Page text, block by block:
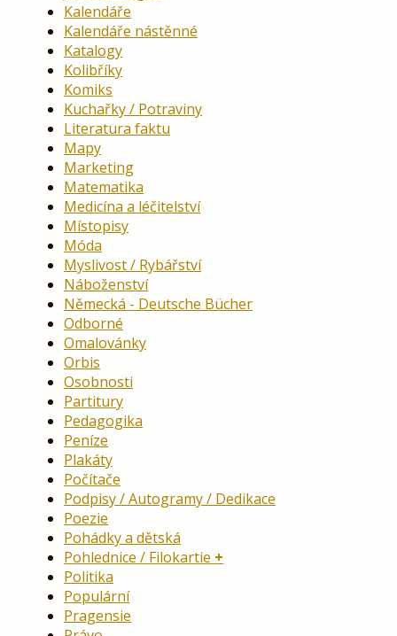
Kalendáře
Kalendáře nástěnné
Katalogy
Kolibříky
Komiks
Kuchařky / Potraviny
Literatura faktu
Mapy
Marketing
Matematika
Medicína a léčitelství
Místopisy
Móda
Myslivost / Rybářství
Náboženství
Německá - Deutsche Bücher
Odborné
Omalovánky
Orbis
Osobnosti
Partitury
Pedagogika
Peníze
Plakáty
Počítače
Podpisy / Autogramy / Dedikace
Poezie
Pohádky a dětská
Pohlednice / Filokartie
Politika
Populární
Pragensie